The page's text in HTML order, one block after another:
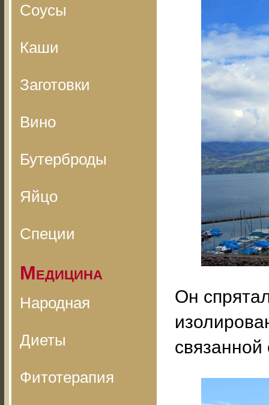
Соусы
Каши
Заготовки
Вино
Бутерброды
Яйцо
Специи
Медицина
Народная
Диеты
Фитотерапия
Он